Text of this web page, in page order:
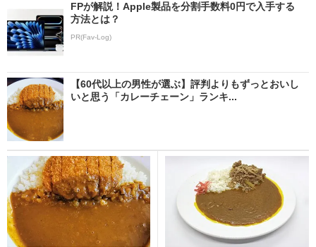
FPが解説！Apple製品を分割手数料0円で入手する
方法とは？
PR(Fav-Log)
【60代以上の男性が選ぶ】評判よりもずっとおいし
いと思う「カレーチェーン」ランキ...